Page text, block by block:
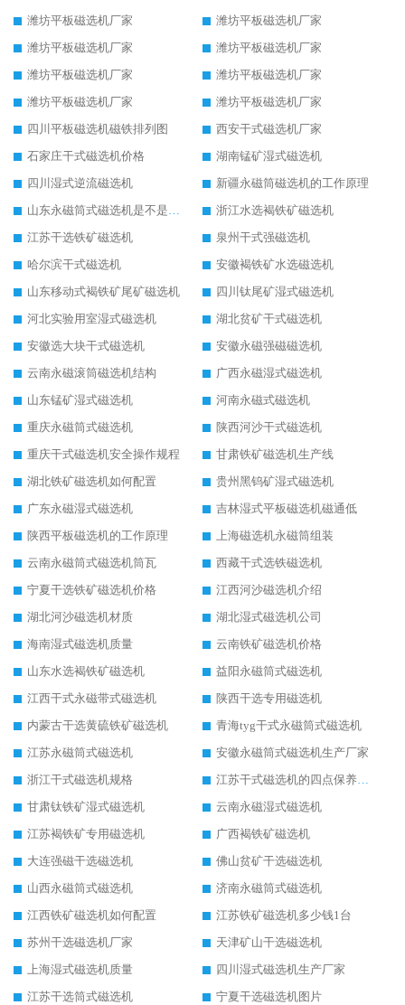
潍坊平板磁选机厂家
潍坊平板磁选机厂家
潍坊平板磁选机厂家
潍坊平板磁选机厂家
潍坊平板磁选机厂家
潍坊平板磁选机厂家
潍坊平板磁选机厂家
潍坊平板磁选机厂家
四川平板磁选机磁铁排列图
西安干式磁选机厂家
石家庄干式磁选机价格
湖南锰矿湿式磁选机
四川湿式逆流磁选机
新疆永磁筒磁选机的工作原理
山东永磁筒式磁选机是不是强磁
浙江水选褐铁矿磁选机
江苏干选铁矿磁选机
泉州干式强磁选机
哈尔滨干式磁选机
安徽褐铁矿水选磁选机
山东移动式褐铁矿尾矿磁选机
四川钛尾矿湿式磁选机
河北实验用室湿式磁选机
湖北贫矿干式磁选机
安徽选大块干式磁选机
安徽永磁强磁磁选机
云南永磁滚筒磁选机结构
广西永磁湿式磁选机
山东锰矿湿式磁选机
河南永磁式磁选机
重庆永磁筒式磁选机
陕西河沙干式磁选机
重庆干式磁选机安全操作规程
甘肃铁矿磁选机生产线
湖北铁矿磁选机如何配置
贵州黑钨矿湿式磁选机
广东永磁湿式磁选机
吉林湿式平板磁选机磁通低
陕西平板磁选机的工作原理
上海磁选机永磁筒组装
云南永磁筒式磁选机筒瓦
西藏干式选铁磁选机
宁夏干选铁矿磁选机价格
江西河沙磁选机介绍
湖北河沙磁选机材质
湖北湿式磁选机公司
海南湿式磁选机质量
云南铁矿磁选机价格
山东水选褐铁矿磁选机
益阳永磁筒式磁选机
江西干式永磁带式磁选机
陕西干选专用磁选机
内蒙古干选黄硫铁矿磁选机
青海tyg干式永磁筒式磁选机
江苏永磁筒式磁选机
安徽永磁筒式磁选机生产厂家
浙江干式磁选机规格
江苏干式磁选机的四点保养秘籍
甘肃钛铁矿湿式磁选机
云南永磁湿式磁选机
江苏褐铁矿专用磁选机
广西褐铁矿磁选机
大连强磁干选磁选机
佛山贫矿干选磁选机
山西永磁筒式磁选机
济南永磁筒式磁选机
江西铁矿磁选机如何配置
江苏铁矿磁选机多少钱1台
苏州干选磁选机厂家
天津矿山干选磁选机
上海湿式磁选机质量
四川湿式磁选机生产厂家
江苏干选筒式磁选机
宁夏干选磁选机图片